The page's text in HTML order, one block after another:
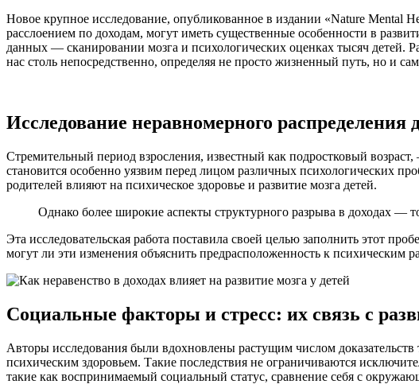
Новое крупное исследование, опубликованное в издании «Nature Mental
расслоением по доходам, могут иметь существенные особенности в
данных — сканировании мозга и психологических оценках тысяч детей.
нас столь непосредственно, определяя не просто жизненный путь, но и
Исследование неравномерного распределения
Стремительный период взросления, известный как подростковый
становится особенно уязвим перед лицом различных психологических
родителей влияют на психическое здоровье и развитие мозга детей.
Однако более широкие аспекты структурного разрыва в доходах —
Эта исследовательская работа поставила своей целью заполнить этот
могут ли эти изменения объяснить предрасположенность к психическим
Социальные факторы и стресс: их связь с
Авторы исследования были вдохновлены растущим числом
психическим здоровьем. Такие последствия не ограничиваются
такие как воспринимаемый социальный статус, сравнение себя с